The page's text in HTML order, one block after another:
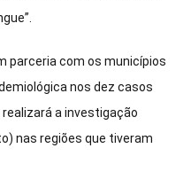
parceria com os municípios
nos dez casos
a investigação
nas regiões que tiveram